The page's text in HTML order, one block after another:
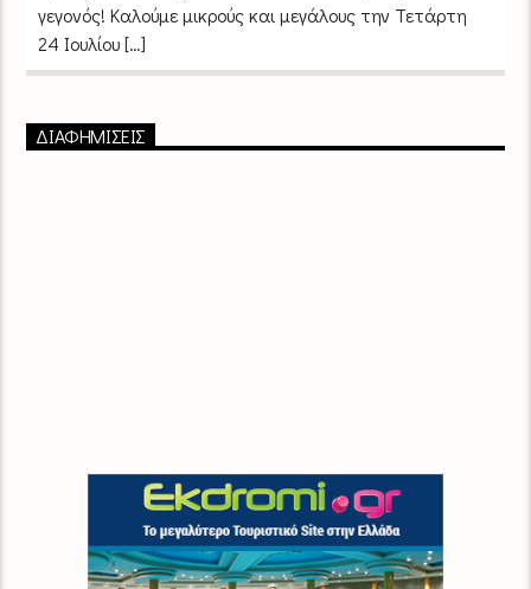
γεγονός! Καλούμε μικρούς και μεγάλους την Τετάρτη
24 Ιουλίου […]
ΔΙΑΦΗΜΙΣΕΙΣ